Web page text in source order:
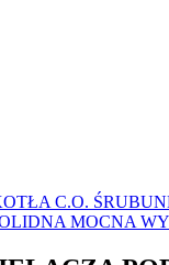
C.O.
MOCNA